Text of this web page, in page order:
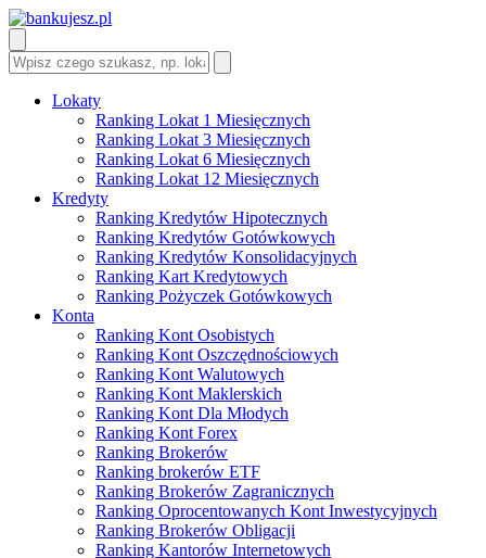
Lokaty
Ranking Lokat 1 Miesięcznych
Ranking Lokat 3 Miesięcznych
Ranking Lokat 6 Miesięcznych
Ranking Lokat 12 Miesięcznych
Kredyty
Ranking Kredytów Hipotecznych
Ranking Kredytów Gotówkowych
Ranking Kredytów Konsolidacyjnych
Ranking Kart Kredytowych
Ranking Pożyczek Gotówkowych
Konta
Ranking Kont Osobistych
Ranking Kont Oszczędnościowych
Ranking Kont Walutowych
Ranking Kont Maklerskich
Ranking Kont Dla Młodych
Ranking Kont Forex
Ranking Brokerów
Ranking brokerów ETF
Ranking Brokerów Zagranicznych
Ranking Oprocentowanych Kont Inwestycyjnych
Ranking Brokerów Obligacji
Ranking Kantorów Internetowych